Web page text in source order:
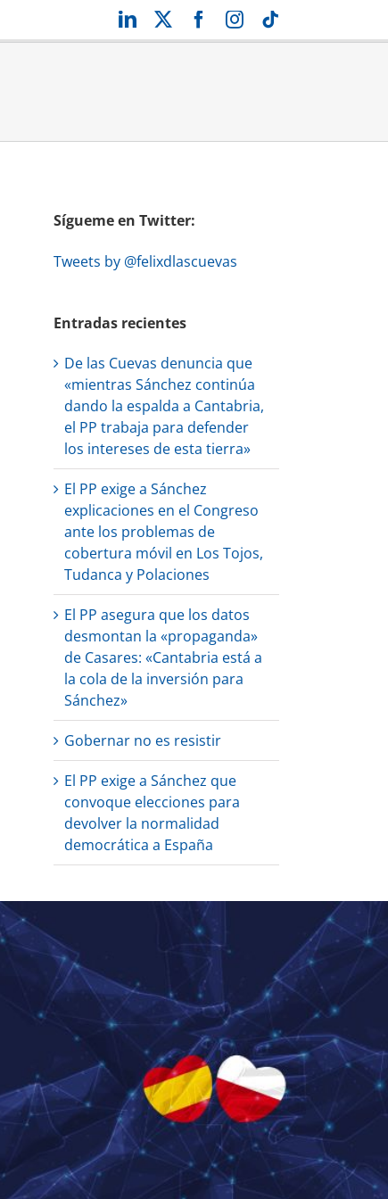
LinkedIn Facebook
Instagram
Sígueme en Twitter:
Tweets by @felixdlascuevas
Entradas recientes
De las Cuevas denuncia que
«mientras Sánchez continúa
dando la espalda a Cantabria,
el PP trabaja para defender
los intereses de esta tierra»
El PP exige a Sánchez
explicaciones en el Congreso
ante los problemas de
cobertura móvil en Los Tojos,
Tudanca y Polaciones
El PP asegura que los datos
desmontan la «propaganda»
de Casares: «Cantabria está a
la cola de la inversión para
Sánchez»
Gobernar no es resistir
El PP exige a Sánchez que
convoque elecciones para
devolver la normalidad
democrática a España